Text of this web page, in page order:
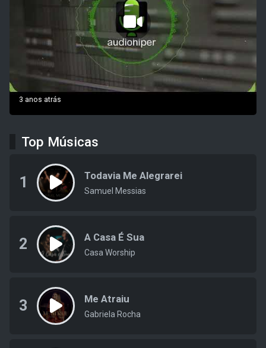
3 anos atrás
Top Músicas
1 Todavia Me Alegrarei
Samuel Messias
2 A Casa É Sua
Casa Worship
3 Me Atraiu
Gabriela Rocha